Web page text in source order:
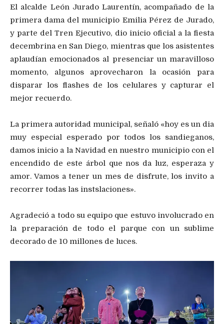
El alcalde León Jurado Laurentín, acompañado de la
primera dama del municipio Emilia Pérez de Jurado,
y parte del Tren Ejecutivo, dio inicio oficial a la fiesta
decembrina en San Diego, mientras que los asistentes
aplaudían emocionados al presenciar un maravilloso
momento, algunos aprovecharon la ocasión para
disparar los flashes de los celulares y capturar el
mejor recuerdo.
La primera autoridad municipal, señaló «hoy es un dia
muy especial esperado por todos los sandieganos,
damos inicio a la Navidad en nuestro municipio con el
encendido de este árbol que nos da luz, esperaza y
amor. Vamos a tener un mes de disfrute, los invito a
recorrer todas las instslaciones».
Agradeció a todo su equipo que estuvo involucrado en
la preparación de todo el parque con un sublime
decorado de 10 millones de luces.